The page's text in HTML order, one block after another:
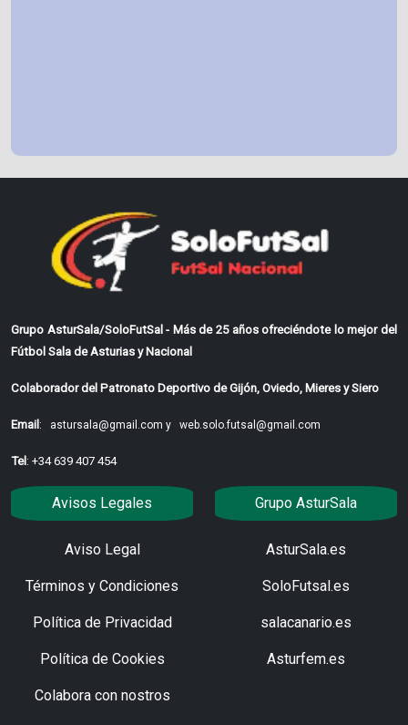
Grupo AsturSala/SoloFutSal - Más de 25 años ofreciéndote lo mejor del
Fútbol Sala de Asturias y Nacional
Colaborador del Patronato Deportivo de Gijón, Oviedo, Mieres y Siero
Email: astursala@gmail.com y web.solo.futsal@gmail.com
Tel: +34 639 407 454
Avisos Legales
Aviso Legal
Términos y Condiciones
Política de Privacidad
Política de Cookies
Colabora con nostros
Grupo AsturSala
AsturSala.es
SoloFutsal.es
salacanario.es
Asturfem.es